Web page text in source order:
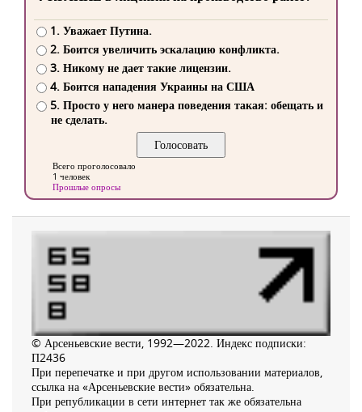
1. Уважает Путина.
2. Боится увеличить эскалацию конфликта.
3. Никому не дает такие лицензии.
4. Боится нападения Украины на США
5. Просто у него манера поведения такая: обещать и
не сделать.
Всего проголосовало
1 человек
Прошлые опросы
© Арсеньевские вести, 1992—2022. Индекс подписки:
П2436
При перепечатке и при другом использовании материалов,
ссылка на «Арсеньевские вести» обязательна.
При републикации в сети интернет так же обязательна